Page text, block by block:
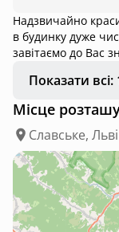
Надзвичайно
в будинку дуже
завітаємо до Вас
Показати всі:
Місце
Славське,